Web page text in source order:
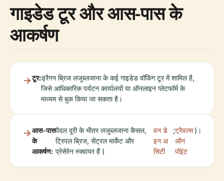
गाइडेड टूर और आस-पास के
आकर्षण
टूर:ड्रैगन ब्रिज लजुब्लजाना के कई गाइडेड वॉकिंग टूर में शामिल है,
जिसे आधिकारिक पर्यटन कार्यालयों या ऑनलाइन प्लेटफॉर्म के
माध्यम से बुक किया जा सकता है।
आस-पास
के
आकर्षण:
पैदल दूरी के भीतर लजुब्लजाना कैसल,
ट्रिपल ब्रिज, सेंट्रल मार्केट और
प्रेसेरेन स्क्वायर हैं (
वन डे
इन अ
सिटी
;ट्रैवल्स
ऑन
पॉइंट
)।